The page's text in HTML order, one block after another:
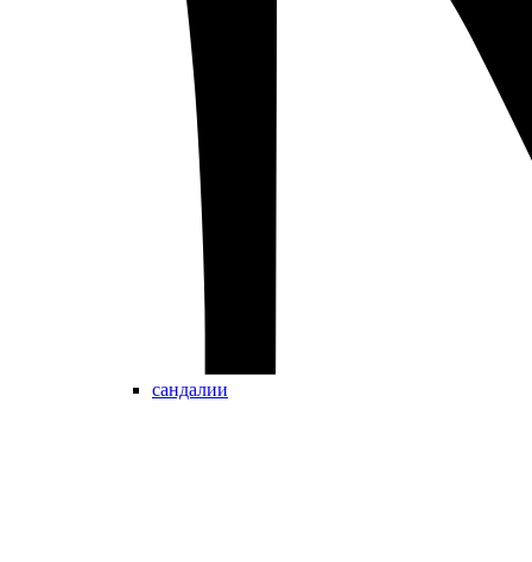
сандалии